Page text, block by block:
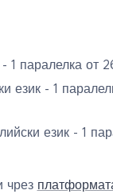
1 паралелка от
език - 1
език - 1
чрез